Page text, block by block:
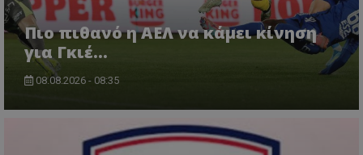
Πιο πιθανό η ΑΕΛ να κάμει κίνηση
για Γκιέ…
08.08.2026 - 08:35